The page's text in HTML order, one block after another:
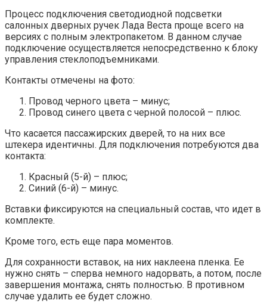
Процесс подключения светодиодной подсветки
салонных дверных ручек Лада Веста проще всего на
версиях с полным электропакетом. В данном случае
подключение осуществляется непосредственно к блоку
управления стеклоподъемниками.
Контакты отмечены на фото:
Провод черного цвета – минус;
Провод синего цвета с черной полосой – плюс.
Что касается пассажирских дверей, то на них все
штекера идентичны. Для подключения потребуются два
контакта:
Красный (5-й) – плюс;
Синий (6-й) – минус.
Вставки фиксируются на специальный состав, что идет в
комплекте.
Кроме того, есть еще пара моментов.
Для сохранности вставок, на них наклеена пленка. Ее
нужно снять – сперва немного надорвать, а потом, после
завершения монтажа, снять полностью. В противном
случае удалить ее будет сложно.